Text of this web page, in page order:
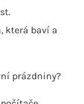
která baví a
prázdniny?